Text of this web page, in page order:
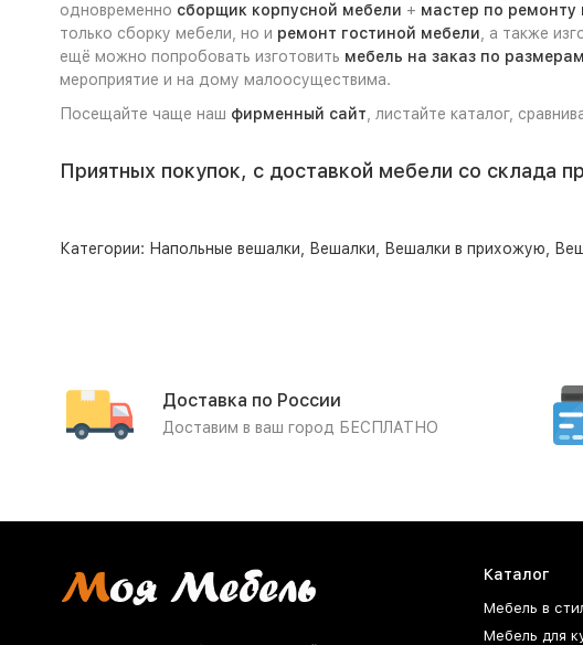
одновременно сборщик корпусной мебели + мастер по ремонту
только сборку мебели, но и ремонт гостиной мебели , а также
ещё можно попробовать изготовить мебель на заказ по размерам
мероприятие и на дому малоосуществима.
Посещайте чаще наш фирменный сайт , листайте каталог,
Приятных покупок, с доставкой мебели со склада
Категории: Напольные вешалки Вешалки Вешалки в прихожую
Доставка по России
Доставим в ваш город БЕСПЛАТНО
Каталог
Мебель в
Мебель для